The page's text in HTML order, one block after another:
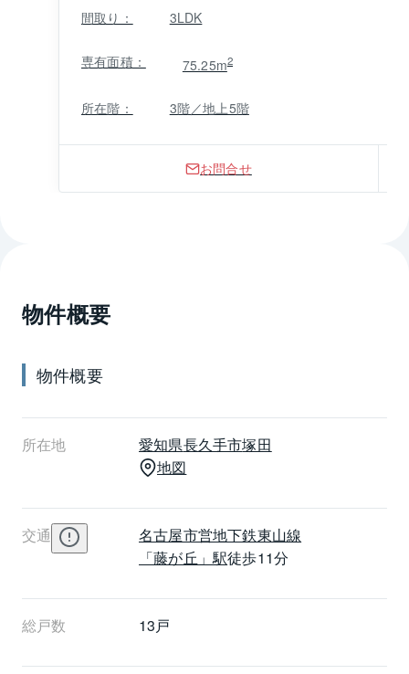
間取り： 3LDK
専有面積： 75.25m2
所在階： 3階／地上5階
お問合せ
物件概要
物件概要
所在地 愛知県長久手市塚田
地図
交通
名古屋市営地下鉄東山線
「藤が丘」駅徒歩11分
総戸数 13戸